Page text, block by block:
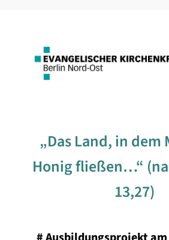
„Das Land, in dem
Honig fließen…“
13,27)